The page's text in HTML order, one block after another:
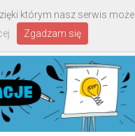
którym nasz serwis może
Zgadzam się